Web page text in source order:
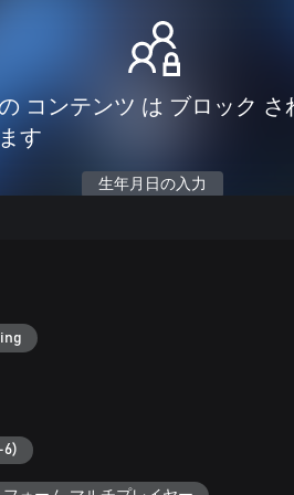
コンテンツ は ブロック さ
す
生年月日の入力
6)